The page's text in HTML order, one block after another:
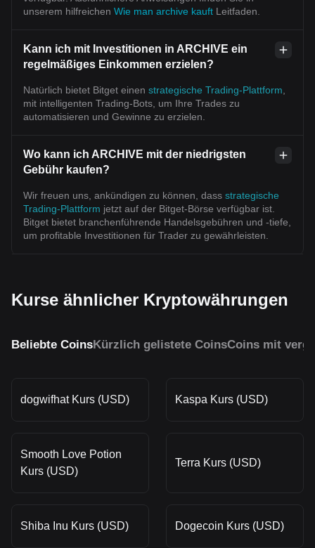
unserem hilfreichen Wie man archive kauft Leitfaden.
Kann ich mit Investitionen in ARCHIVE ein
regelmäßiges Einkommen erzielen?
Natürlich bietet Bitget einen strategische Trading-Plattform
mit intelligenten Trading-Bots, um Ihre Trades zu
automatisieren und Gewinne zu erzielen.
Wo kann ich ARCHIVE mit der niedrigsten
Gebühr kaufen?
Wir freuen uns, ankündigen zu können, dass strategische
Trading-Plattform jetzt auf der Bitget-Börse verfügbar ist.
Bitget bietet branchenführende Handelsgebühren und -tiefe,
um profitable Investitionen für Trader zu gewährleisten.
Kurse ähnlicher Kryptowährungen
Beliebte CoinsKürzlich gelistete CoinsCoins mit
dogwifhat Kurs (USD) Kaspa Kurs (USD)
Smooth Love Potion
Kurs (USD)
Terra Kurs (USD)
Shiba Inu Kurs (USD) Dogecoin Kurs (USD)